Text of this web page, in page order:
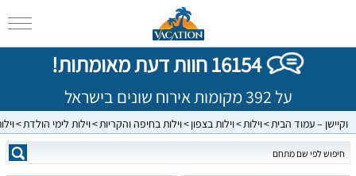
16154 חוות דעת מאומתות!
על 392 מקומות אירוח שונים בישראל
וקיישן – עמוד הבית וילות וילות בצפון וילות בחיפה והקריות וילות לימי הולדת